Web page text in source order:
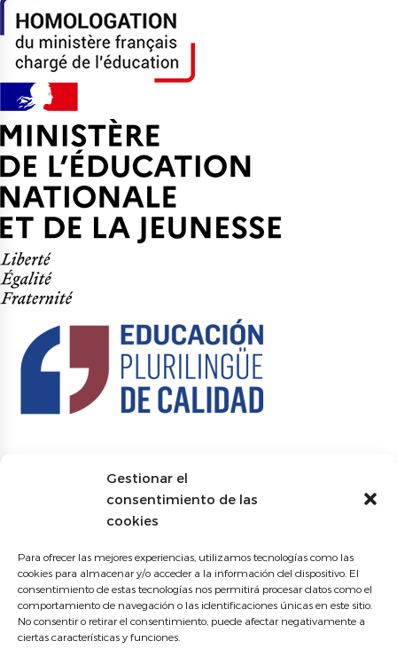
Gestionar el
consentimiento de las
cookies
Para ofrecer las mejores experiencias, utilizamos tecnologías como las
cookies para almacenar y/o acceder a la información del dispositivo. El
consentimiento de estas tecnologías nos permitirá procesar datos como el
comportamiento de navegación o las identificaciones únicas en este sitio.
No consentir o retirar el consentimiento, puede afectar negativamente a
ciertas características y funciones.